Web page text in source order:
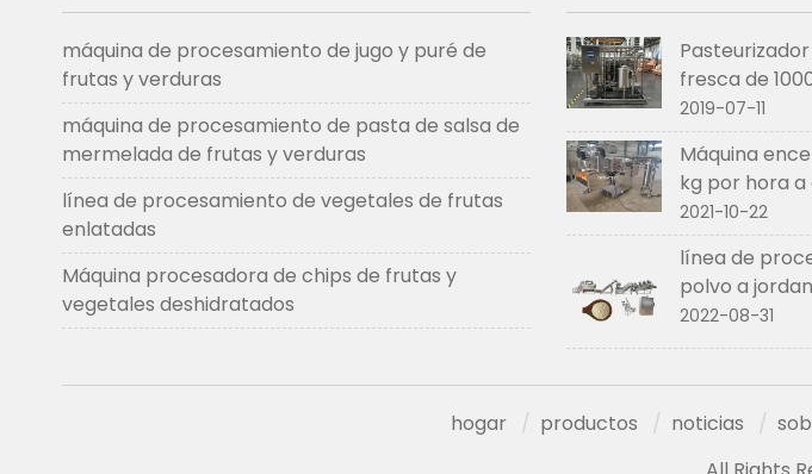
máquina de procesamiento de jugo y puré de
frutas y verduras
máquina de procesamiento de pasta de salsa de
mermelada de frutas y verduras
línea de procesamiento de vegetales de frutas
enlatadas
Máquina procesadora de chips de frutas y
vegetales deshidratados
fresca de
2019-07-11
Máquina
kg por hora a
2021-10-22
línea de
polvo a
2022-08-31
hogar productos noticias